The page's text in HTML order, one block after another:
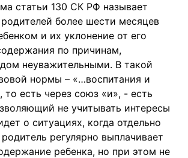
статьи 130 СК РФ называет
более шести месяцев
и их уклонение от его
по причинам,
неуважительными. В такой
нормы – «…воспитания и
то есть через союз «и», - есть
не учитывать интересы
о ситуациях, когда отдельно
регулярно выплачивает
ребенка, но при этом не